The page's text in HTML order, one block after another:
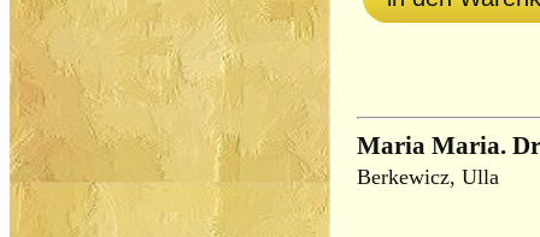
Maria Maria.
Berkewicz, Ulla